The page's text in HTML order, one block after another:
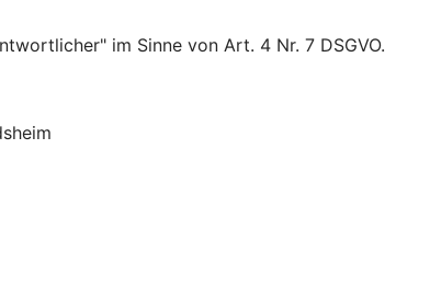
im Sinne von Art. 4 Nr. 7 DSGVO.